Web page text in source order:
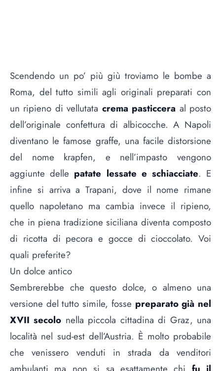
Scendendo un po’ più giù troviamo le bombe a
Roma, del tutto simili agli originali preparati con
un ripieno di vellutata crema pasticcera al posto
dell’originale confettura di albicocche. A Napoli
diventano le famose graffe, una facile distorsione
del nome krapfen, e nell’impasto vengono
aggiunte delle patate lessate e schiacciate. E
infine si arriva a Trapani, dove il nome rimane
quello napoletano ma cambia invece il ripieno,
che in piena tradizione siciliana diventa composto
di ricotta di pecora e gocce di cioccolato. Voi
quali preferite?
Un dolce antico
Sembrerebbe che questo dolce, o almeno una
versione del tutto simile, fosse preparato già nel
XVII secolo nella piccola cittadina di Graz, una
località nel sud-est dell’Austria. È molto probabile
che venissero venduti in strada da venditori